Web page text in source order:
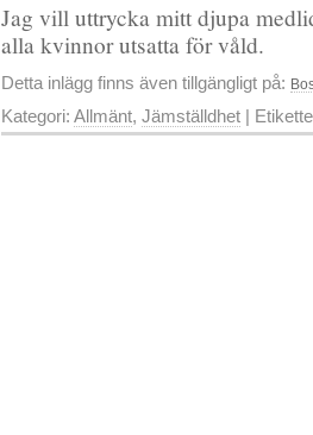
Jag vill uttrycka mitt djupa
alla kvinnor utsatta för våld.
Detta inlägg finns även tillgängligt på:
Kategori: Allmänt, Jämställdhet |